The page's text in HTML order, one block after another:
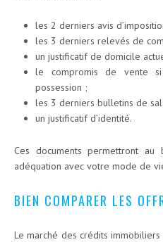
les 2 derniers avis
les 3 derniers relevés de
un justificatif de domicile
le compromis de vente
possession ;
les 3 derniers bulletins de
un justificatif d’identité.
Ces documents permettront au
adéquation avec votre mode de
BIEN COMPARER LES
Le marché des crédits